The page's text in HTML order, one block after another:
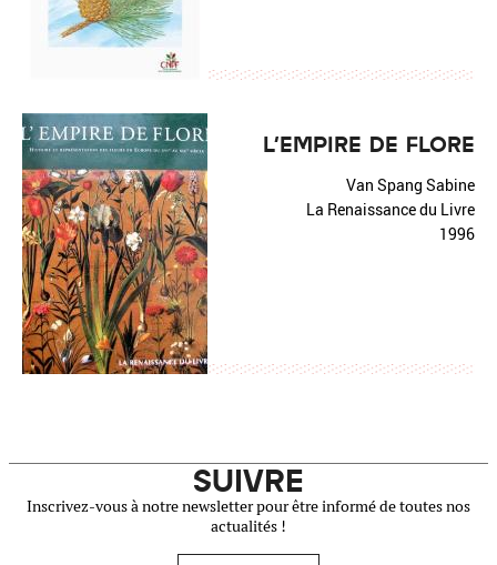
L'EMPIRE DE FLORE
Van Spang Sabine
La Renaissance du Livre
1996
SUIVRE
Inscrivez-vous à notre newsletter pour être informé de toutes nos
actualités !